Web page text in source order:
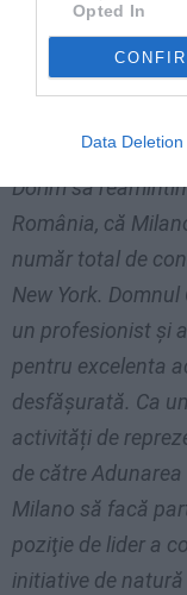
Opted In
Data Deletion
situații de
asemenea, să ne
instituţiilor
interculturale şi
Dorim să
România, că
număr total de
New York.
un profesionist şi
pentru excelenta
desfăşurată. Ca
activități de
de către
Milano să facă
poziţie de lider a
initiative de